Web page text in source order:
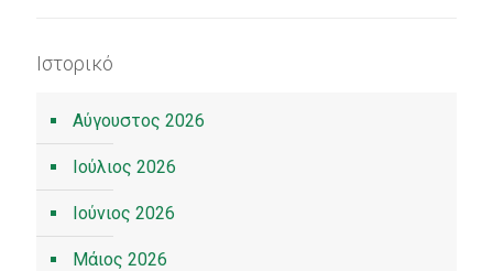
Ιστορικό
Αύγουστος 2026
Ιούλιος 2026
Ιούνιος 2026
Μάιος 2026